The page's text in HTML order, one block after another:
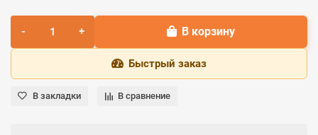
В корзину
Быстрый заказ
В закладки В сравнение